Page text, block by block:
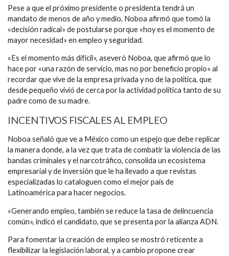
Pese a que el próximo presidente o presidenta tendrá un
mandato de menos de año y medio, Noboa afirmó que tomó la
«decisión radical» de postularse porque «hoy es el momento de
mayor necesidad» en empleo y seguridad.
«Es el momento más difícil», aseveró Noboa, que afirmó que lo
hace por «una razón de servicio, mas no por beneficio propio» al
recordar que vive de la empresa privada y no de la política, que
desde pequeño vivió de cerca por la actividad política tanto de su
padre como de su madre.
INCENTIVOS FISCALES AL EMPLEO
Noboa señaló que ve a México como un espejo que debe replicar
la manera donde, a la vez que trata de combatir la violencia de las
bandas criminales y el narcotráfico, consolida un ecosistema
empresarial y de inversión que le ha llevado a que revistas
especializadas lo cataloguen como el mejor país de
Latinoamérica para hacer negocios.
«Generando empleo, también se reduce la tasa de delincuencia
común», indicó el candidato, que se presenta por la alianza ADN.
Para fomentar la creación de empleo se mostró reticente a
flexibilizar la legislación laboral, y a cambio propone crear